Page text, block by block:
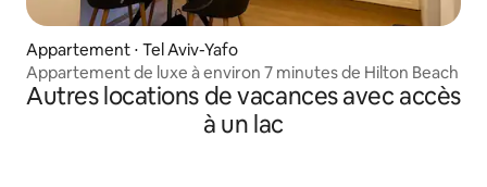
Appartement ⋅ Tel Aviv-Yafo
Appartement de luxe à environ 7 minutes de Hilton Beach
Autres locations de vacances avec accès
à un lac